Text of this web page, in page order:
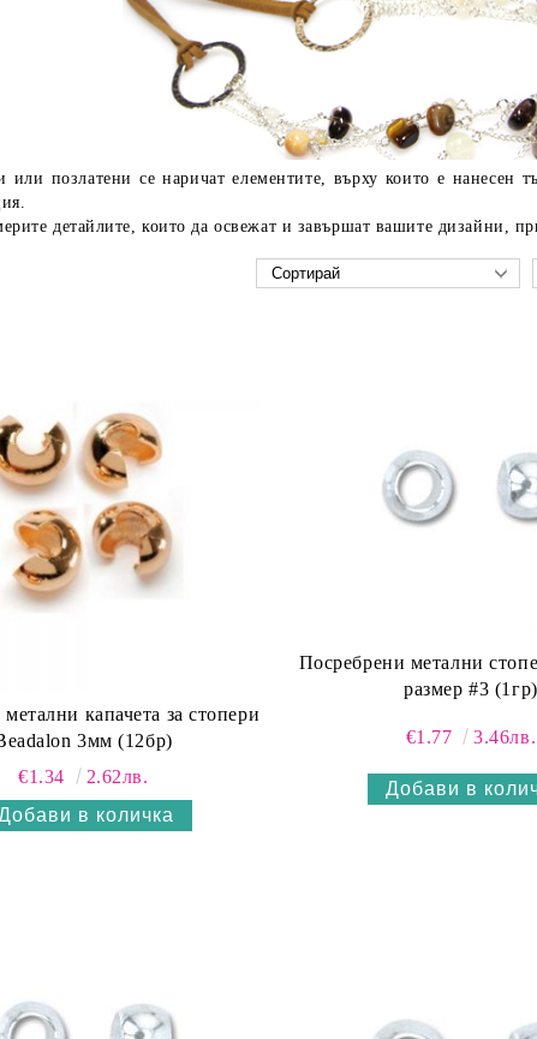
или позлатени се наричат елементите, върху които е нанесен
детайлите, които да освежат и завършат вашите дизайни,
капачета за стопери
3мм (12бр)
€1.34
2.62лв.
Посребрени метални
размер #3 (1гр)
€1.77 3.46лв.